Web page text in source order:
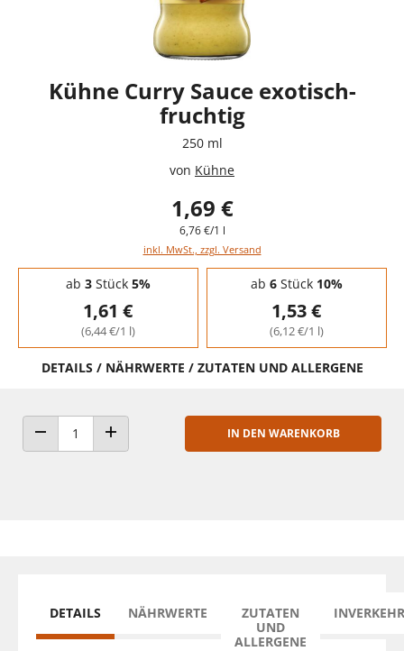
Kühne Curry Sauce exotisch-
fruchtig
250 ml
von Kühne
1,69 €
6,76 €/1 l
inkl. MwSt., zzgl. Versand
Staffelpreise - Mengenrabatt
ab 3Stück 5%
1,61 €
(6,44 €/1 l)
ab 6Stück 10%
1,53 €
(6,12 €/1 l)
DETAILS / NÄHRWERTE / ZUTATEN UND ALLERGENE
ANZAHL VERRINGERNANZAHL ERHÖHEN
IN DEN WARENKORB
DETAILS NÄHRWERTE
ZUTATEN
UND
ALLERGENE